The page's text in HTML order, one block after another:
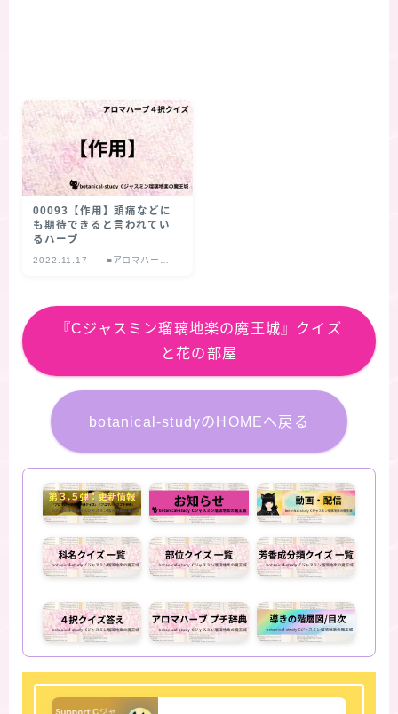
00093【作用】頭痛などに
も期待できると言われてい
るハーブ
2022.11.17
■アロマハーブ
『Cジャスミン瑠璃地楽の魔王城』クイズ
と花の部屋
botanical-studyのHOMEへ戻る